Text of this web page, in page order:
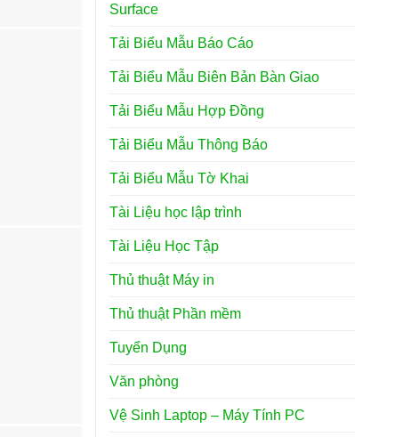
Surface
Tải Biểu Mẫu Báo Cáo
Tải Biểu Mẫu Biên Bản Bàn Giao
Tải Biểu Mẫu Hợp Đồng
Tải Biểu Mẫu Thông Báo
Tải Biểu Mẫu Tờ Khai
Tài Liệu học lập trình
Tài Liệu Học Tập
Thủ thuật Máy in
Thủ thuật Phần mềm
Tuyển Dụng
Văn phòng
Vệ Sinh Laptop – Máy Tính PC